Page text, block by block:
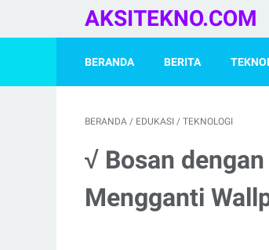
AKSITEKNO.COM
BERANDA BERITA
BERANDA / EDUKASI / TEKNOLOGI
√ Bosan
Mengganti